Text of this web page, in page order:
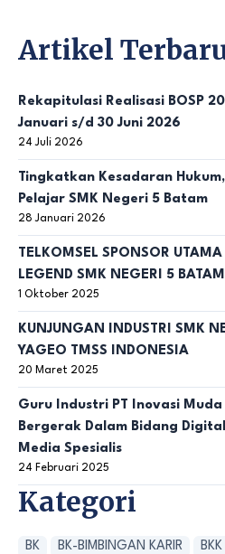
Artikel
Rekapitulasi Realisasi BOSP
Januari s/d 30 Juni 2026
24 Juli 2026
Tingkatkan Kesadaran
Pelajar SMK Negeri 5 Batam
28 Januari 2026
TELKOMSEL SPONSOR
LEGEND SMK NEGERI 5 BATAM
1 Oktober 2025
KUNJUNGAN INDUSTRI SMK
YAGEO TMSS INDONESIA
20 Maret 2025
Guru Industri PT Inovasi
Bergerak Dalam Bidang
Media Spesialis
24 Februari 2025
Kategori
BK BK-BIMBINGAN KARIR BKK